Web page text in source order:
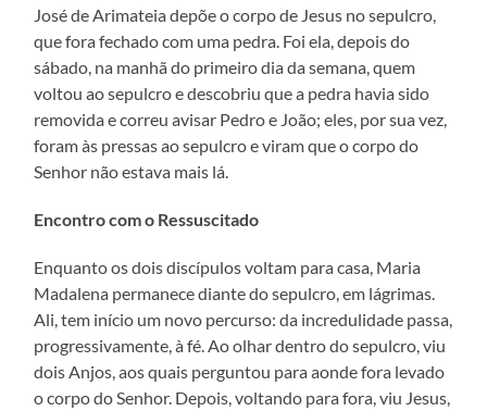
José de Arimateia depõe o corpo de Jesus no sepulcro,
que fora fechado com uma pedra. Foi ela, depois do
sábado, na manhã do primeiro dia da semana, quem
voltou ao sepulcro e descobriu que a pedra havia sido
removida e correu avisar Pedro e João; eles, por sua vez,
foram às pressas ao sepulcro e viram que o corpo do
Senhor não estava mais lá.
Encontro com o Ressuscitado
Enquanto os dois discípulos voltam para casa, Maria
Madalena permanece diante do sepulcro, em lágrimas.
Ali, tem início um novo percurso: da incredulidade passa,
progressivamente, à fé. Ao olhar dentro do sepulcro, viu
dois Anjos, aos quais perguntou para aonde fora levado
o corpo do Senhor. Depois, voltando para fora, viu Jesus,